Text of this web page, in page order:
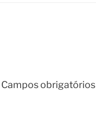
Campos obrigatórios